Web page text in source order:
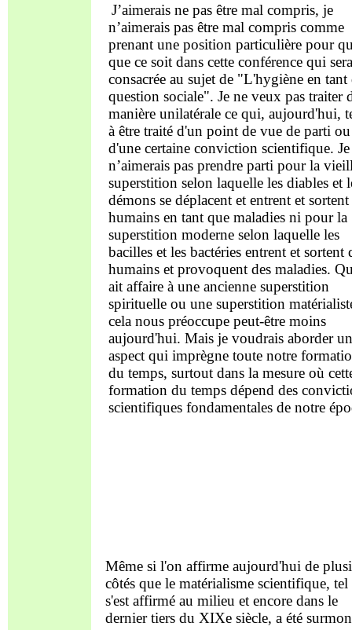
J’aimerais ne pas être mal compris, je
n’aimerais pas être mal compris comme
prenant une position particulière pour
que ce soit dans cette conférence qui sera
consacrée au sujet de "L'hygiène en tant
question sociale". Je ne veux pas traiter
manière unilatérale ce qui, aujourd'hui,
à être traité d'un point de vue de parti ou
d'une certaine conviction scientifique. Je
n’aimerais pas prendre parti pour la
superstition selon laquelle les diables et
démons se déplacent et entrent et sortent
humains en tant que maladies ni pour la
superstition moderne selon laquelle les
bacilles et les bactéries entrent et sortent
humains et provoquent des maladies.
ait affaire à une ancienne superstition
spirituelle ou une superstition
cela nous préoccupe peut-être moins
aujourd'hui. Mais je voudrais aborder un
aspect qui imprègne toute notre
du temps, surtout dans la mesure où
formation du temps dépend des
scientifiques fondamentales de notre
Même si l'on affirme aujourd'hui de
côtés que le matérialisme scientifique,
s'est affirmé au milieu et encore dans le
dernier tiers du XIXe siècle, a été